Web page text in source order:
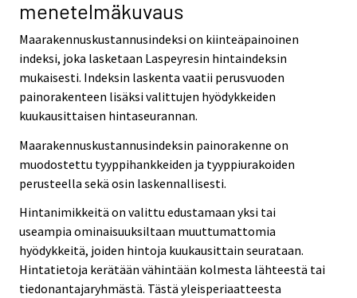
menetelmäkuvaus
Maarakennuskustannusindeksi on kiinteäpainoinen
indeksi, joka lasketaan Laspeyresin hintaindeksin
mukaisesti. Indeksin laskenta vaatii perusvuoden
painorakenteen lisäksi valittujen hyödykkeiden
kuukausittaisen hintaseurannan.
Maarakennuskustannusindeksin painorakenne on
muodostettu tyyppihankkeiden ja tyyppiurakoiden
perusteella sekä osin laskennallisesti.
Hintanimikkeitä on valittu edustamaan yksi tai
useampia ominaisuuksiltaan muuttumattomia
hyödykkeitä, joiden hintoja kuukausittain seurataan.
Hintatietoja kerätään vähintään kolmesta lähteestä tai
tiedonantajaryhmästä. Tästä yleisperiaatteesta